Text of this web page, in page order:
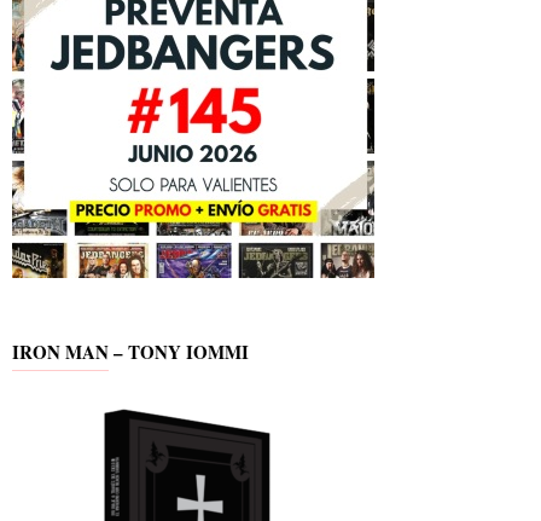
IRON MAN – TONY IOMMI